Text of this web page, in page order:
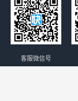
客服微信号